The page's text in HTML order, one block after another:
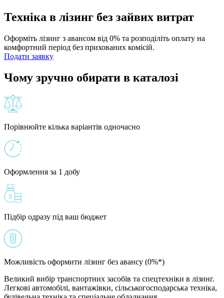
Техніка в лізинг без зайвих витрат
Оформіть лізинг з авансом від 0% та розподіліть оплату на
комфортний період без прихованих комісій.
Подати заявку
Чому зручно обирати в каталозі
Порівнюйте кілька варіантів одночасно
Оформлення за 1 добу
Підбір одразу під ваш бюджет
Можливість оформити лізинг без авансу (0%*)
Великий вибір транспортних засобів та спецтехніки в лізинг.
Легкові автомобілі, вантажівки, сільськогосподарська техніка,